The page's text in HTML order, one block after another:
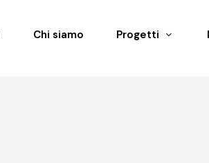
Chi siamo Progetti